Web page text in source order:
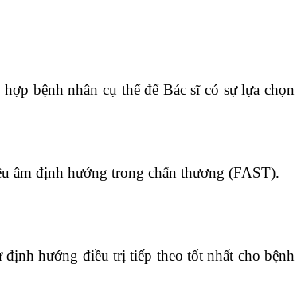
bệnh nhân cụ thể để Bác sĩ có sự lựa chọn
âm định hướng trong chấn thương (FAST).
định hướng điều trị tiếp theo tốt nhất cho bệnh